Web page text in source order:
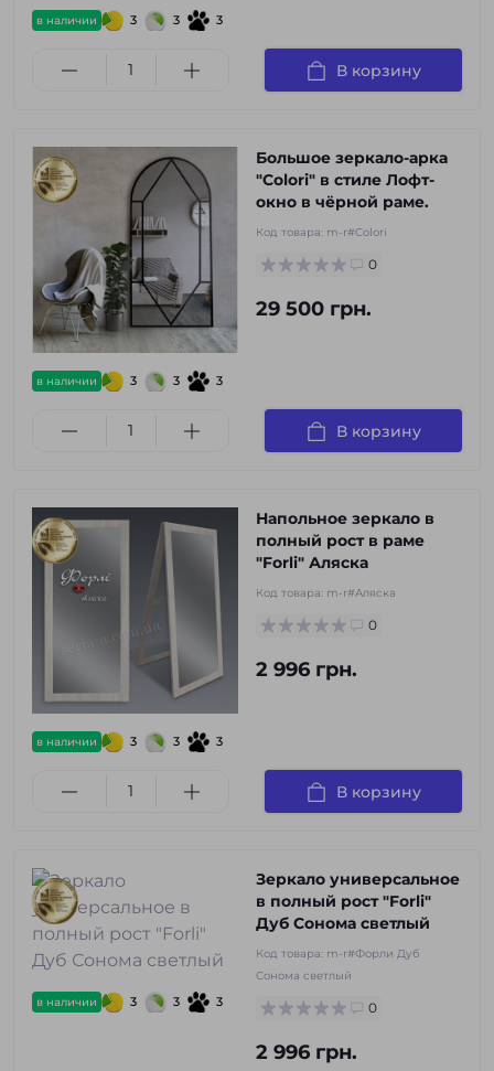
в наличии 3 3 3
В корзину
в наличии 3 3 3
Большое зеркало-арка
"Colori" в стиле Лофт-
окно в чёрной раме.
Код товара: m-r#Colori
0
29 500 грн.
В корзину
в наличии 3 3 3
Напольное зеркало в
полный рост в раме
"Forli" Аляска
Код товара: m-r#Аляска
0
2 996 грн.
В корзину
в наличии 3 3 3
Зеркало универсальное
в полный рост "Forli"
Дуб Сонома светлый
Код товара: m-r#Форли Дуб
Сонома светлый
0
2 996 грн.